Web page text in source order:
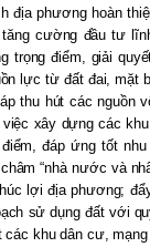
địa phương hoàn
cường đầu tư
trọng điểm, giải
lực từ đất đai, mặt
thu hút các nguồn
việc xây dựng các
đáp ứng tốt
“nhà nước và
lợi địa phương;
sử dụng đất với
các khu dân cư,